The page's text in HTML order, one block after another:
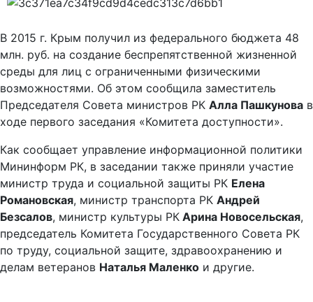
В 2015 г. Крым получил из федерального бюджета 48
млн. руб. на создание беспрепятственной жизненной
среды для лиц с ограниченными физическими
возможностями. Об этом сообщила заместитель
Председателя Совета министров РК Алла Пашкунова в
ходе первого заседания «Комитета доступности».
Как сообщает управление информационной политики
Мининформ РК, в заседании также приняли участие
министр труда и социальной защиты РК Елена
Романовская, министр транспорта РК Андрей
Безсалов, министр культуры РК Арина Новосельская,
председатель Комитета Государственного Совета РК
по труду, социальной защите, здравоохранению и
делам ветеранов Наталья Маленко и другие.